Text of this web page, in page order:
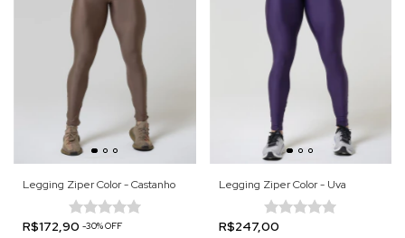
Legging Ziper Color - Castanho
R$172,90 -30%OFF
Legging Ziper Color - Uva
R$247,00